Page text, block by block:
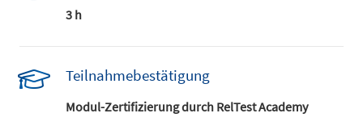
3 h
Teilnahmebestätigung
Modul-Zertifizierung durch RelTest Academy